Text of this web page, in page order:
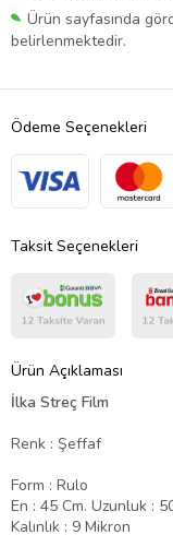
Ürün sayfasında
belirlenmektedir.
Ödeme Seçenekleri
Taksit Seçenekleri
Ürün Açıklaması
İlka Streç Film
Renk : Şeffaf
Form : Rulo
En : 45 Cm. Uzunluk :
Kalınlık : 9 Mikron